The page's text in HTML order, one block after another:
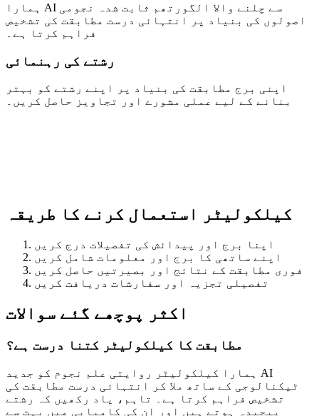
ہمارا AI سے چلنے والا الگورتھم ثابت شدہ نجومی
اصولوں کی بنیاد پر انتہائی درست مطابقت کی تشخیص
فراہم کرتا ہے۔
رشتے کی رہنمائی
اپنی برج مطابقت کی بنیاد پر اپنے رشتے کو بہتر
بنانے کے لیے عملی مشورے اور تجاویز حاصل کریں۔
کیلکولیٹر استعمال کرنے کا طریقہ
اپنا برج اور پیدائش کی تفصیلات درج کریں
اپنے ساتھی کا برج اور معلومات شامل کریں
فوری مطابقت کے نتائج اور بصیرتیں حاصل کریں
تفصیلی تجزیہ اور سفارشات دریافت کریں
اکثر پوچھے گئے سوالات
مطابقت کا کیلکولیٹر کتنا درست ہے؟
ہمارا کیلکولیٹر روایتی علم نجوم کو جدید AI
ٹیکنالوجی کے ساتھ ملا کر انتہائی درست مطابقت کی
تشخیص فراہم کرتا ہے۔ تاہم، یاد رکھیں کہ رشتے
پیچیدہ ہوتے ہیں اور ان کی کامیابی میں بہت سے